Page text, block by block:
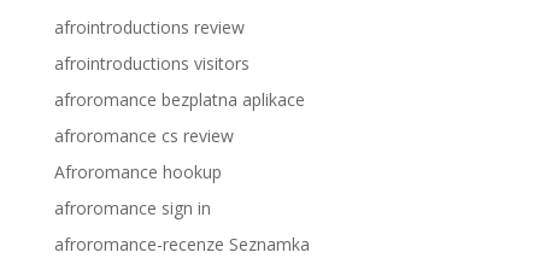
afrointroductions review
afrointroductions visitors
afroromance bezplatna aplikace
afroromance cs review
Afroromance hookup
afroromance sign in
afroromance-recenze Seznamka